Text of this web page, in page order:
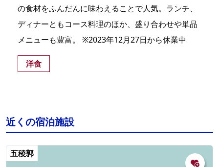
の食材をふんだんに味わえることで人気。ランチ、
ディナーともコース料理のほか、盛り合わせや単品
メニューも豊富。 ※2023年12月27日から休業中
洋食
近くの宿泊施設
五稜郭